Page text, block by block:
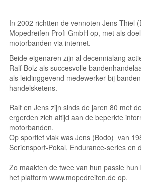
In 2002 richtten de vennoten Jens Thiel
Mopedreifen Profi GmbH op, met als
motorbanden via internet.
Beide eigenaren zijn al decennialang
Ralf Bolz als succesvolle
als leidinggevend medewerker bij
handelsketens.
Ralf en Jens zijn sinds de jaren 80 met
ergerden zich altijd aan de beperkte
motorbanden.
Op sportief vlak was Jens (Bodo) van
Seriensport-Pokal, Endurance-series en
Zo maakten de twee van hun passie
het platform www.mopedreifen.de op.